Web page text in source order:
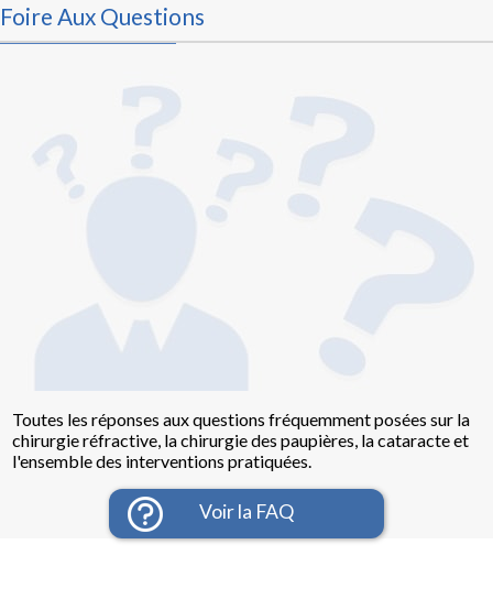
Foire Aux Questions
Toutes les réponses aux questions fréquemment posées sur la
chirurgie réfractive, la chirurgie des paupières, la cataracte et
l'ensemble des interventions pratiquées.
Voir la FAQ